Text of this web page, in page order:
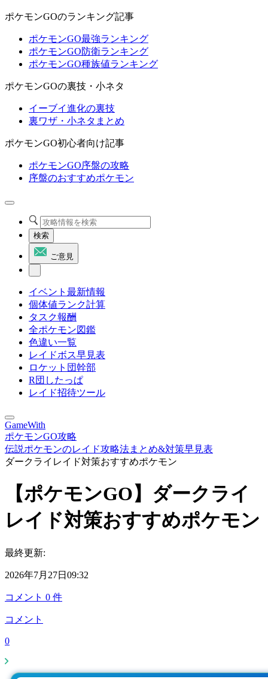
ポケモンGOのランキング記事
ポケモンGO最強ランキング
ポケモンGO防衛ランキング
ポケモンGO種族値ランキング
ポケモンGOの裏技・小ネタ
イーブイ進化の裏技
裏ワザ・小ネタまとめ
ポケモンGO初心者向け記事
ポケモンGO序盤の攻略
序盤のおすすめポケモン
検索
ご意見
イベント最新情報
個体値ランク計算
タスク報酬
全ポケモン図鑑
色違い一覧
レイドボス早見表
ロケット団幹部
R団したっぱ
レイド招待ツール
GameWith
ポケモンGO攻略
伝説ポケモンのレイド攻略法まとめ&対策早見表
ダークライレイド対策おすすめポケモン
【ポケモンGO】ダークライ
レイド対策おすすめポケモン
最終更新:
2026年7月27日09:32
コメント 0 件
コメント
0